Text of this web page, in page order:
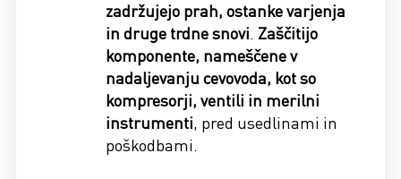
zadržujejo prah, ostanke varjenja
in druge trdne snovi. Zaščitijo
komponente, nameščene v
nadaljevanju cevovoda, kot so
kompresorji, ventili in merilni
instrumenti, pred usedlinami in
poškodbami.